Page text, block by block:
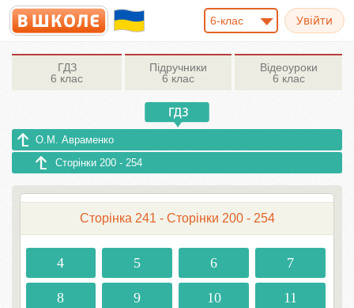
6-клас
ГДЗ
6 клас
Підручники
6 клас
Відеоуроки
6 клас
О.М. Авраменко
Сторінки 200 - 254
Сторінка 241 - Сторінки 200 - 254
4 5 6 7
8 9 10 11